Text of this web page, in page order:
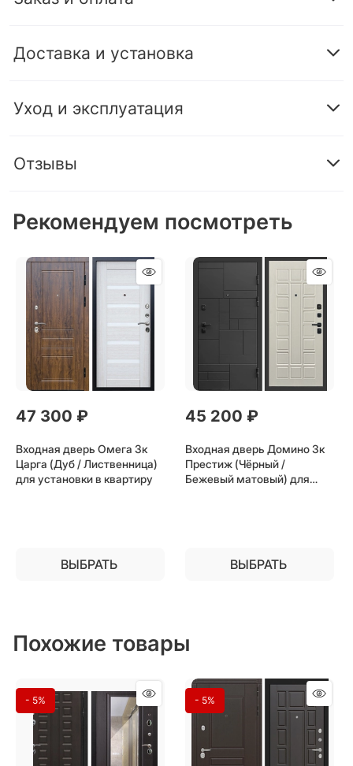
Доставка и установка
Уход и эксплуатация
Отзывы
Рекомендуем посмотреть
47 300 ₽
Входная дверь Омега 3к
Царга (Дуб / Лиственница)
для установки в квартиру
ВЫБРАТЬ
45 200 ₽
Входная дверь Домино 3к
Престиж (Чёрный /
Бежевый матовый) для
ВЫБРАТЬ
Похожие товары
- 5% - 5%